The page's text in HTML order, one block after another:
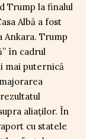
Trump la finalul
Albă a fost
Trump
în cadrul
mai puternică
aliaților. În
cu statele